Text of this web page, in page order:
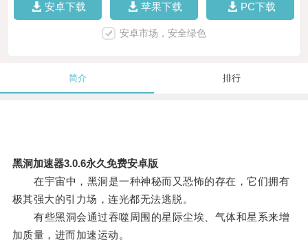
安卓下载 苹果下载 PC下载
安卓市场，安全绿色
简介 排行
黑洞加速器3.0.6永久免费安卓版
在宇宙中，黑洞是一种神秘而又恐怖的存在，它们拥有
极其强大的引力场，连光都无法逃脱。
有些黑洞会通过吞噬周围的星际尘埃、气体和星系来增
加质量，进而加速运动。